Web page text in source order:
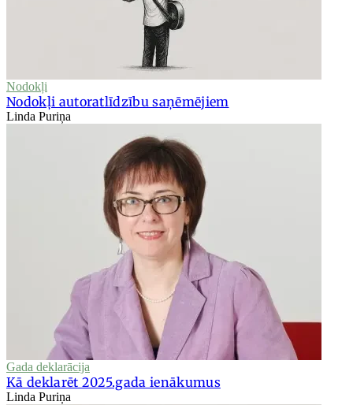
Nodokļi
Nodokļi autoratlīdzību saņēmējiem
Linda Puriņa
Gada deklarācija
Kā deklarēt 2025.gada ienākumus
Linda Puriņa